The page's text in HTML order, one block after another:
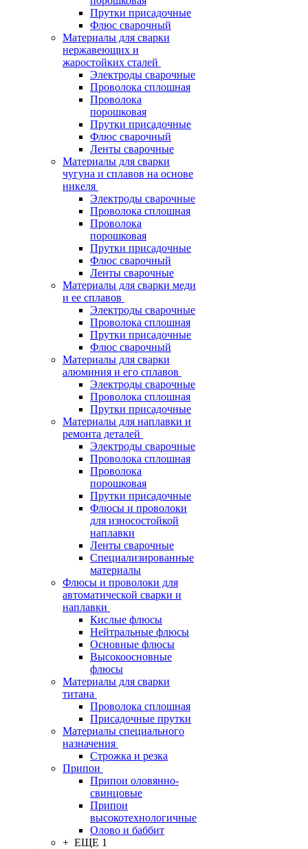
Прутки присадочные
Флюс сварочный
Материалы для сварки
нержавеющих и
жаростойких сталей
Электроды сварочные
Проволока сплошная
Проволока
порошковая
Прутки присадочные
Флюс сварочный
Ленты сварочные
Материалы для сварки
чугуна и сплавов на основе
никеля
Электроды сварочные
Проволока сплошная
Проволока
порошковая
Прутки присадочные
Флюс сварочный
Ленты сварочные
Материалы для сварки меди
и ее сплавов
Электроды сварочные
Проволока сплошная
Прутки присадочные
Флюс сварочный
Материалы для сварки
алюминия и его сплавов
Электроды сварочные
Проволока сплошная
Прутки присадочные
Материалы для наплавки и
ремонта деталей
Электроды сварочные
Проволока сплошная
Проволока
порошковая
Прутки присадочные
Флюсы и проволоки
для износостойкой
наплавки
Ленты сварочные
Специализированные
материалы
Флюсы и проволоки для
автоматической сварки и
наплавки
Кислые флюсы
Нейтральные флюсы
Основные флюсы
Высокоосновные
флюсы
Материалы для сварки
титана
Проволока сплошная
Присадочные прутки
Материалы специального
назначения
Строжка и резка
Припои
Припои оловянно-
свинцовые
Припои
высокотехнологичные
Олово и баббит
+ ЕЩЕ 1